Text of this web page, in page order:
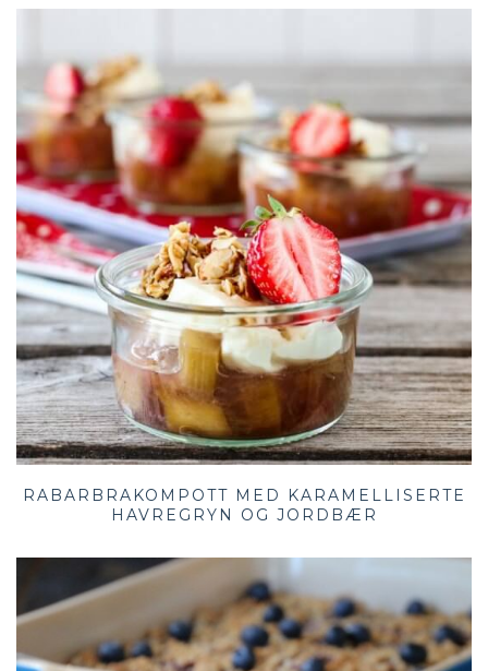
RABARBRAKOMPOTT MED KARAMELLISERTE
HAVREGRYN OG JORDBÆR